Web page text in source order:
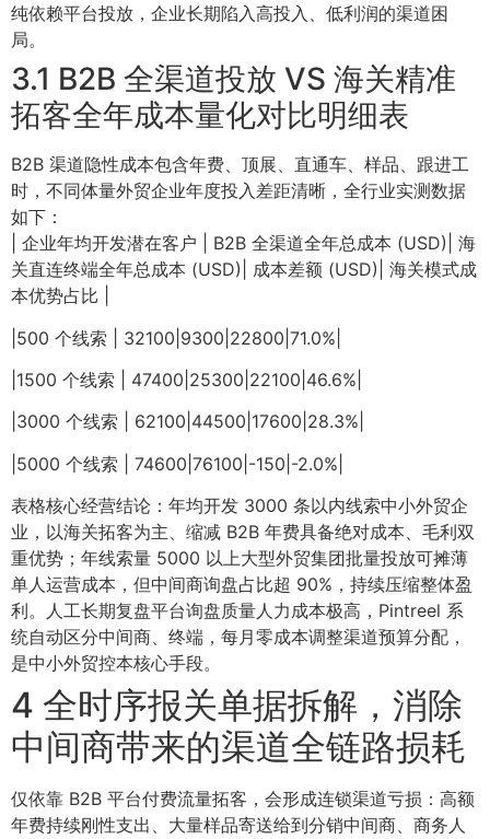
纯依赖平台投放，企业长期陷入高投入、低利润的渠道困
局。
3.1 B2B 全渠道投放 VS 海关精准
拓客全年成本量化对比明细表
B2B 渠道隐性成本包含年费、顶展、直通车、样品、跟进工
时，不同体量外贸企业年度投入差距清晰，全行业实测数据
如下：
| 企业年均开发潜在客户 | B2B 全渠道全年总成本 (USD)| 海
关直连终端全年总成本 (USD)| 成本差额 (USD)| 海关模式成
本优势占比 |
|500 个线索 | 32100|9300|22800|71.0%|
|1500 个线索 | 47400|25300|22100|46.6%|
|3000 个线索 | 62100|44500|17600|28.3%|
|5000 个线索 | 74600|76100|-150|-2.0%|
表格核心经营结论：年均开发 3000 条以内线索中小外贸企
业，以海关拓客为主、缩减 B2B 年费具备绝对成本、毛利双
重优势；年线索量 5000 以上大型外贸集团批量投放可摊薄
单人运营成本，但中间商询盘占比超 90%，持续压缩整体盈
利。人工长期复盘平台询盘质量人力成本极高，Pintreel 系
统自动区分中间商、终端，每月零成本调整渠道预算分配，
是中小外贸控本核心手段。
4 全时序报关单据拆解，消除
中间商带来的渠道全链路损耗
仅依靠 B2B 平台付费流量拓客，会形成连锁渠道亏损：高额
年费持续刚性支出、大量样品寄送给到分销中间商、商务人